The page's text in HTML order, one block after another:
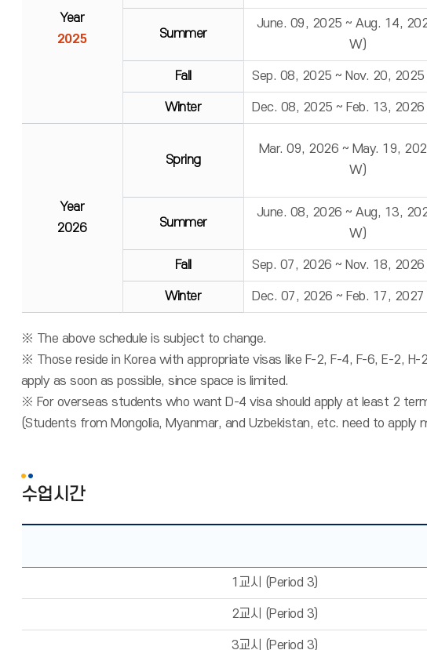
Year
2025
Summer
June. 09, 2025 ~ Aug. 14,
W)
Fall Sep. 08, 2025 ~ Nov. 20,
Winter Dec. 08, 2025 ~ Feb. 13,
Year
2026
Spring
Mar. 09, 2026 ~ May. 19,
W)
Summer
June. 08, 2026 ~ Aug, 13,
W)
Fall Sep. 07, 2026 ~ Nov. 18,
Winter Dec. 07, 2026 ~ Feb. 17,
※ The above schedule is subject to change.
※ Those reside in Korea with appropriate visas like F-2, F-4, F-6, E-2,
apply as soon as possible, since space is limited.
※ For overseas students who want D-4 visa should apply at least 2
(Students from Mongolia, Myanmar, and Uzbekistan, etc. need to apply
수업시간
1교시 (Period 3)
2교시 (Period 3)
3교시 (Period 3)